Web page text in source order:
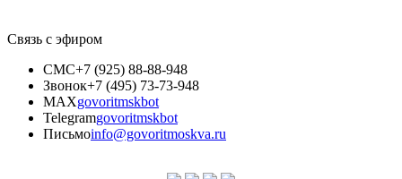
Связь с эфиром
СМС+7 (925) 88-88-948
Звонок+7 (495) 73-73-948
MAXgovoritmskbot
Telegramgovoritmskbot
Письмоinfo@govoritmoskva.ru